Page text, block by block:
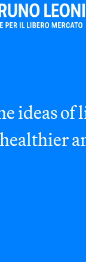
ideas of